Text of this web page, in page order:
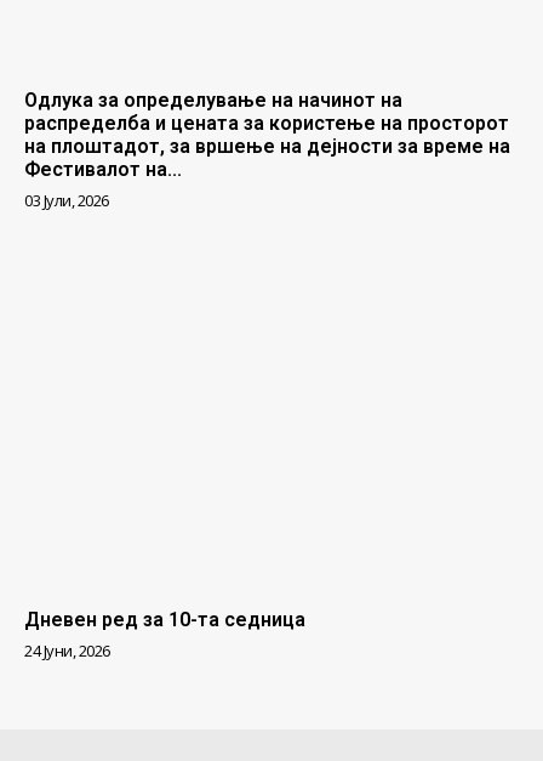
Одлука за определување на начинот на
распределба и цената за користење на просторот
на плоштадот, за вршење на дејности за време на
Фестивалот на...
03 Јули, 2026
Дневен ред за 10-та седница
24 Јуни, 2026